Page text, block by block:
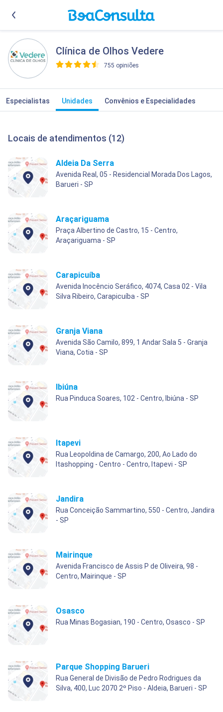
Clínica de Olhos Vedere
755 opiniões
Especialistas Unidades Convênios e Especialidades
Locais de atendimentos (12)
Aldeia Da Serra
Avenida Real, 05 - Residencial Morada Dos Lagos,
Barueri - SP
Araçariguama
Praça Albertino de Castro, 15 - Centro,
Araçariguama - SP
Carapicuíba
Avenida Inocêncio Seráfico, 4074, Casa 02 - Vila
Silva Ribeiro, Carapicuíba - SP
Granja Viana
Avenida São Camilo, 899, 1 Andar Sala 5 - Granja
Viana, Cotia - SP
Ibiúna
Rua Pinduca Soares, 102 - Centro, Ibiúna - SP
Itapevi
Rua Leopoldina de Camargo, 200, Ao Lado do
Itashopping - Centro - Centro, Itapevi - SP
Jandira
Rua Conceição Sammartino, 550 - Centro, Jandira
- SP
Mairinque
Avenida Francisco de Assis P de Oliveira, 98 -
Centro, Mairinque - SP
Osasco
Rua Minas Bogasian, 190 - Centro, Osasco - SP
Parque Shopping Barueri
Rua General de Divisão de Pedro Rodrigues da
Silva, 400, Luc 2070 2º Piso - Aldeia, Barueri - SP